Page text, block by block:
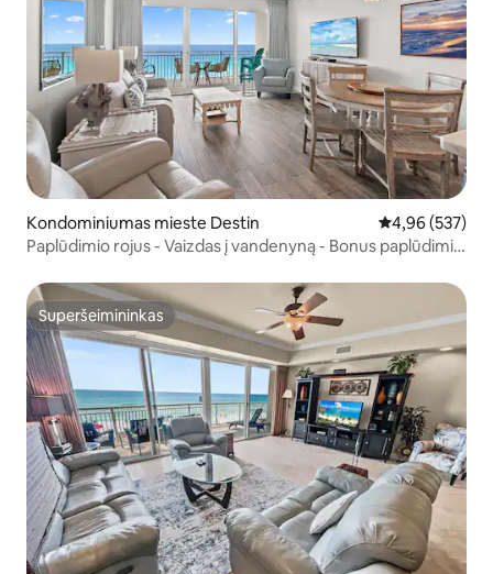
Kondominiumas mieste Destin Vidutinis
4,96 (537)
Paplūdimio rojus - Vaizdas į vandenyną - Bonus paplūdimio
Superšeimininkas
Superšeimininkas